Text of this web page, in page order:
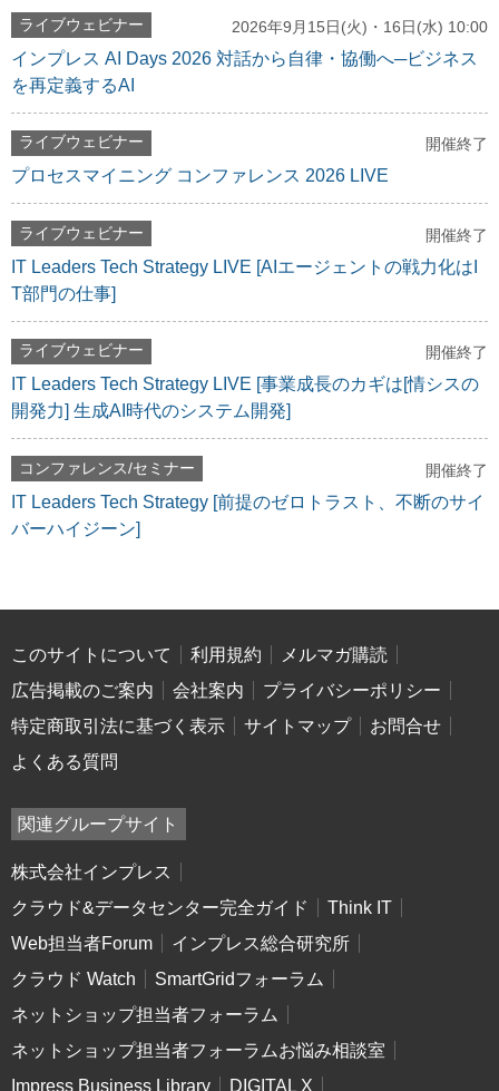
ライブウェビナー 2026年9月15日(火)・16日(水) 10:00
インプレス AI Days 2026 対話から自律・協働へ─ビジネス
を再定義するAI
ライブウェビナー 開催終了
プロセスマイニング コンファレンス 2026 LIVE
ライブウェビナー 開催終了
IT Leaders Tech Strategy LIVE [AIエージェントの戦力化はI
T部門の仕事]
ライブウェビナー 開催終了
IT Leaders Tech Strategy LIVE [事業成長のカギは[情シスの
開発力] 生成AI時代のシステム開発]
コンファレンス/セミナー 開催終了
IT Leaders Tech Strategy [前提のゼロトラスト、不断のサイ
バーハイジーン]
このサイトについて 利用規約
メルマガ購読
広告掲載のご案内
会社案内
プライバシーポリシー
特定商取引法に基づく表示
サイトマップ
お問合せ
よくある質問
関連グループサイト
株式会社インプレス
クラウド&データセンター完全ガイド
Think IT
Web担当者Forum
インプレス総合研究所
クラウド Watch
SmartGridフォーラム
ネットショップ担当者フォーラム
ネットショップ担当者フォーラムお悩み相談室
Impress Business Library
DIGITAL X